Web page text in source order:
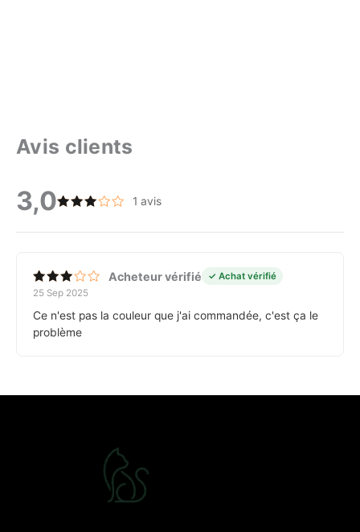
Avis clients
3,0
3sur
1 avis
Note
5
Acheteur vérifié
✓ Achat vérifié
25 Sep 2025
Ce n'est pas la couleur que j'ai commandée, c'est ça le
problème